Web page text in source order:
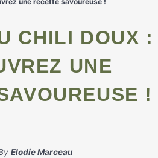
UNE
!
Elodie Marceau